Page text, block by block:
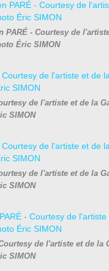
- Courtesy de
Éric SIMON
de l'artiste et de la
SIMON
de l'artiste et de la
SIMON
de l'artiste et de la
SIMON